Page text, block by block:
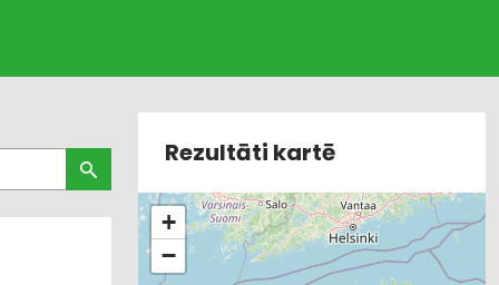
Rezultāti kartē
+
−